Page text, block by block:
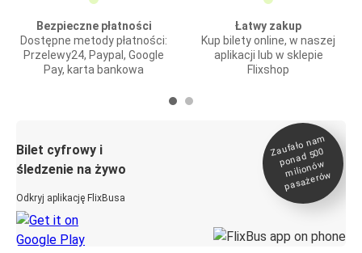
Bezpieczne płatności
Dostępne metody płatności:
Przelewy24, Paypal, Google
Pay, karta bankowa
Łatwy zakup
Kup bilety online, w naszej
aplikacji lub w sklepie
Flixshop
Bilet cyfrowy i
śledzenie na żywo
Odkryj aplikację FlixBusa
Zaufało na
m
ponad 500
milionó
w
pasażeró
w